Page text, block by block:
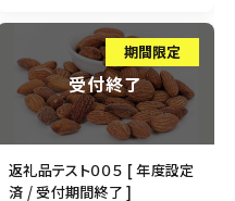
返礼品テスト００５ [ 年度設定
済 / 受付期間終了 ]